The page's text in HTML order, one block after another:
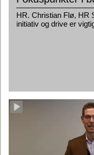
HR. Christian Flø, HR
initiativ og drive er